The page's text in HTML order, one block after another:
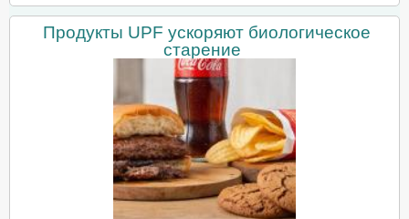
Продукты UPF ускоряют биологическое
старение